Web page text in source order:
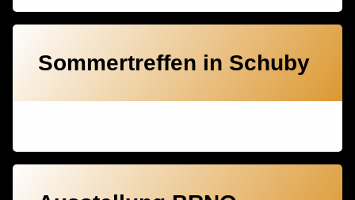
Sommertreffen in Schuby